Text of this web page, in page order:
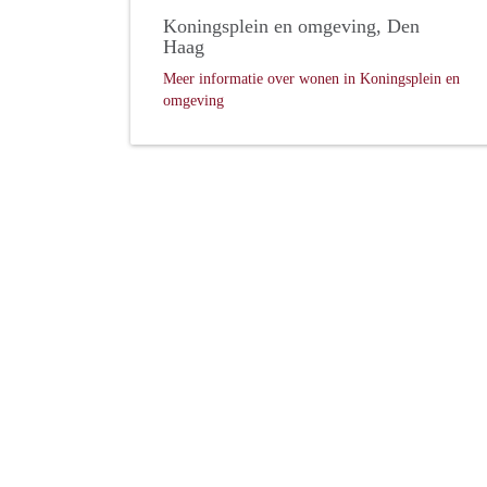
Koningsplein en omgeving, Den
Haag
Meer informatie over wonen in Koningsplein en
omgeving